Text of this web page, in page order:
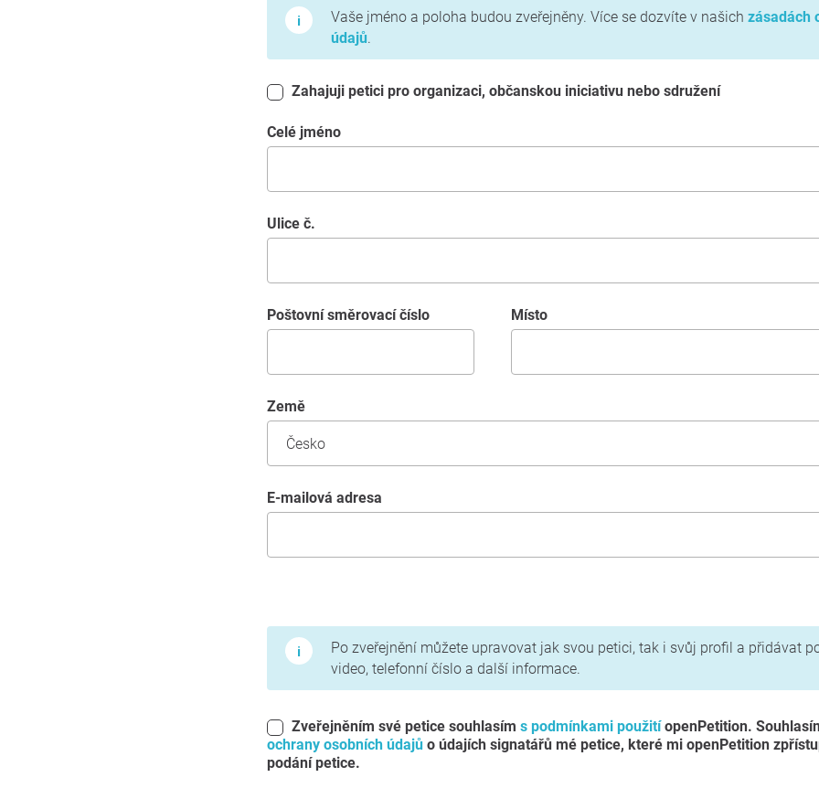
Vaše jméno a poloha budou zveřejněny. Více se dozvíte v našich zásadách
údajů.
Zahajuji petici pro organizaci, občanskou iniciativu nebo sdružení
Celé jméno
Ulice č.
poštovní směrovací číslo místo
země
E-mailová adresa
Podmínky použití a zásady ochrany osobních údajů
Po zveřejnění můžete upravovat jak svou petici, tak i svůj profil a přidávat
video, telefonní číslo a další informace.
Zveřejněním své petice souhlasím s podmínkami použitíopenPetition.
ochrany osobních údajů o údajích signatářů mé petice, které mi openPetition
podání petice.